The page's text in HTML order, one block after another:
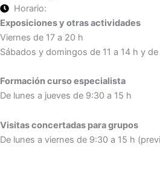
Horario:
Exposiciones y otras actividades
Viernes de 17 a 20 h
Sábados y domingos de 11 a 14 h y de
Formación curso especialista
De lunes a jueves de 9:30 a 15 h
Visitas concertadas para grupos
De lunes a viernes de 9:30 a 15 h